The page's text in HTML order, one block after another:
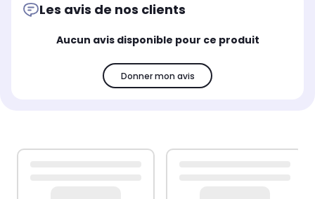
Les avis de nos clients
Aucun avis disponible pour ce produit
Donner mon avis